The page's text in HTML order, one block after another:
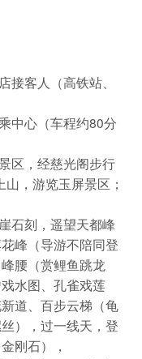
接客人（高铁站、
中心（车程约80分
区，经慈光阁步行
，游览玉屏景区；
石刻，遥望天都峰
峰（导游不陪同登
腰（赏鲤鱼跳龙
水图、孔雀戏莲
道、百步云梯（龟
），过一线天，登
刚石），